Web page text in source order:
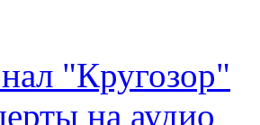
"Кругозор"
на аудио